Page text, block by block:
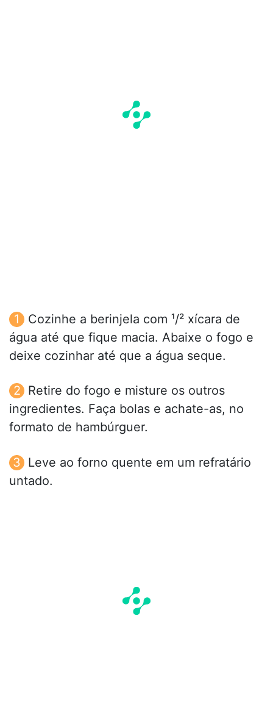
Cozinhe a berinjela com ¹/² xícara de
água até que fique macia. Abaixe o fogo e
deixe cozinhar até que a água seque.
Retire do fogo e misture os outros
ingredientes. Faça bolas e achate-as, no
formato de hambúrguer.
Leve ao forno quente em um refratário
untado.